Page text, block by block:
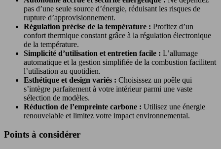
pas d’une seule source d’énergie, réduisant les risques de
rupture d’approvisionnement.
Régulation précise de la température : Profitez d’un
confort thermique constant grâce à la régulation électronique
de la température.
Simplicité d’utilisation et entretien facile : L’allumage
automatique et la gestion simplifiée de la combustion facilitent
l’utilisation au quotidien.
Esthétique et design variés : Choisissez un poêle qui
s’intègre parfaitement à votre intérieur parmi une vaste
sélection de modèles.
Réduction de l’empreinte carbone : Utilisez une énergie
renouvelable et limitez votre impact environnemental.
Points à considérer